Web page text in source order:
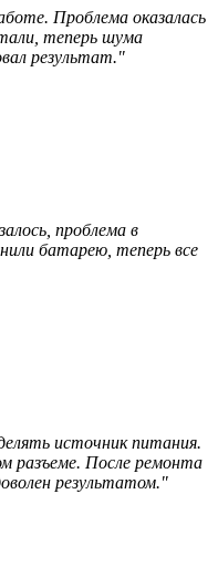
Проблема оказалась
теперь шума
результат."
проблема в
батарею, теперь все
источник питания.
разъеме. После ремонта
результатом."